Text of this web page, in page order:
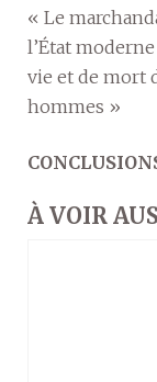
« Le
l’État
vie et de mort
hommes »
À VOIR